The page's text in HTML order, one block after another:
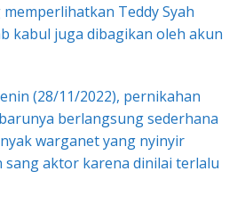
Teddy Syah
kabul juga dibagikan oleh akun
(28/11/2022), pernikahan
berlangsung sederhana
warganet yang nyinyir
aktor karena dinilai terlalu